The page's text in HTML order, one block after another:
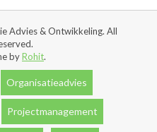
Advies & Ontwikkeling. All
byRohit.
Organisatieadvies
Projectmanagement